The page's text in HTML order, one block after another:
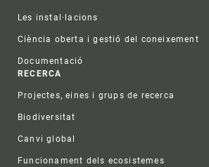
Les instal·lacions
Ciència oberta i gestió del coneixement
Documentació
RECERCA
Projectes, eines i grups de recerca
Biodiversitat
Canvi global
Funcionament dels ecosistemes